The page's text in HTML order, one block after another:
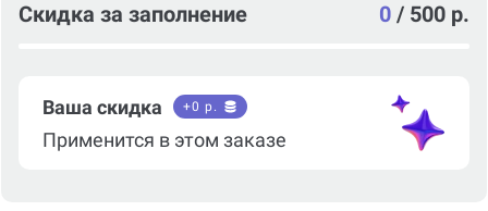
Скидка за заполнение 0 / 500 р.
Ваша скидка +0 р.
Применится в этом заказе